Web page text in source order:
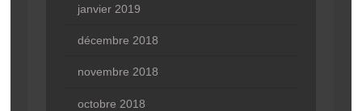
janvier 2019
décembre 2018
novembre 2018
octobre 2018